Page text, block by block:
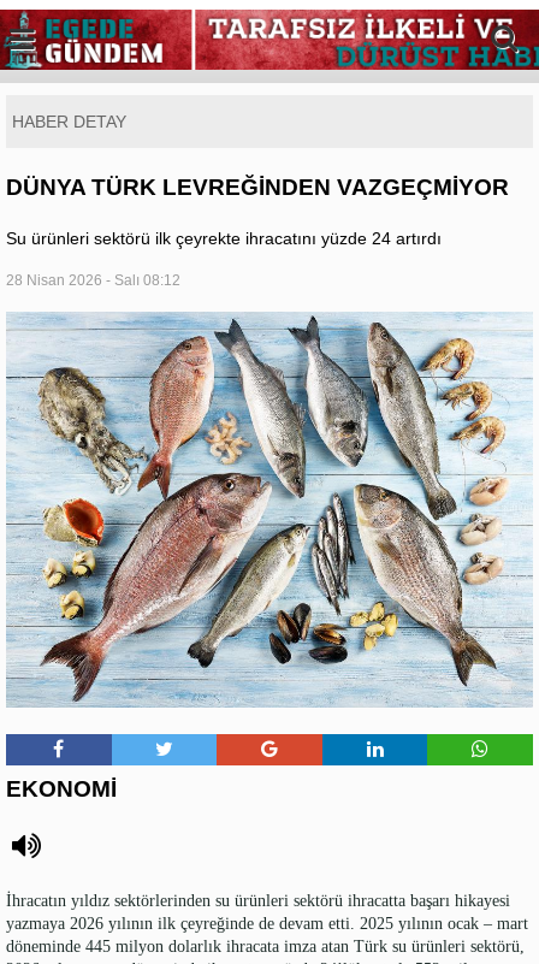
HABER DETAY
DÜNYA TÜRK LEVREĞİNDEN VAZGEÇMİYOR
Su ürünleri sektörü ilk çeyrekte ihracatını yüzde 24 artırdı
28 Nisan 2026 - Salı 08:12
EKONOMİ
İhracatın yıldız sektörlerinden su ürünleri sektörü ihracatta başarı hikayesi
yazmaya 2026 yılının ilk çeyreğinde de devam etti. 2025 yılının ocak – mart
döneminde 445 milyon dolarlık ihracata imza atan Türk su ürünleri sektörü,